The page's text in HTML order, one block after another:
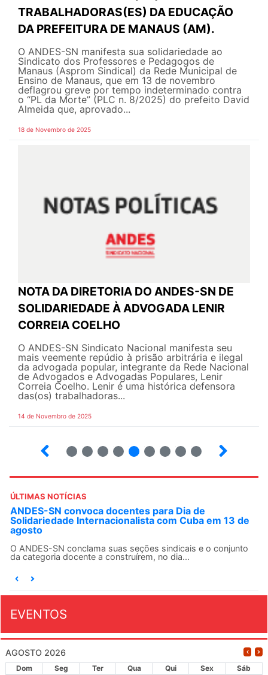
TRABALHADORAS(ES) DA EDUCAÇÃO
DA PREFEITURA DE MANAUS (AM).
O ANDES-SN manifesta sua solidariedade ao
Sindicato dos Professores e Pedagogos de
Manaus (Asprom Sindical) da Rede Municipal de
Ensino de Manaus, que em 13 de novembro
deflagrou greve por tempo indeterminado contra
o “PL da Morte” (PLC n. 8/2025) do prefeito David
Almeida que, aprovado...
18 de Novembro de 2025
NOTA DA DIRETORIA DO ANDES-SN DE
SOLIDARIEDADE À ADVOGADA LENIR
CORREIA COELHO
O ANDES-SN Sindicato Nacional manifesta seu
mais veemente repúdio à prisão arbitrária e ilegal
da advogada popular, integrante da Rede Nacional
de Advogados e Advogadas Populares, Lenir
Correia Coelho. Lenir é uma histórica defensora
das(os) trabalhadoras...
14 de Novembro de 2025
ÚLTIMAS NOTÍCIAS
ANDES-SN convoca docentes para Dia de
Solidariedade Internacionalista com Cuba em 13 de
agosto
O ANDES-SN conclama suas seções sindicais e o conjunto
da categoria docente a construírem, no dia...
EVENTOS
AGOSTO 2026
Dom Seg Ter Qua Qui Sex
Sáb